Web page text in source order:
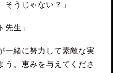
そうじゃない？」
先生」
一緒に努力して素敵な実
う。恵みを与えてくださ